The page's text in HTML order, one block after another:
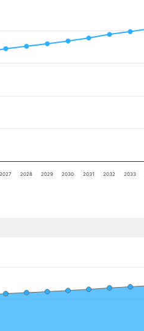
2027 2028 2029 2030 2031 2032 2033